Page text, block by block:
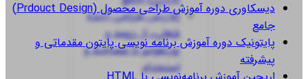
پُلاریسطراحی آینده
شغلی، از رزومه و
پورتفولیو تا مصاحبه و
استخدام
دیسکاوری
دوره آموزش طراحی محصول (Prdouct Design)
جامع
پایتونیکدوره آموزش برنامه نویسی پایتون مقدماتی و
پیشرفته